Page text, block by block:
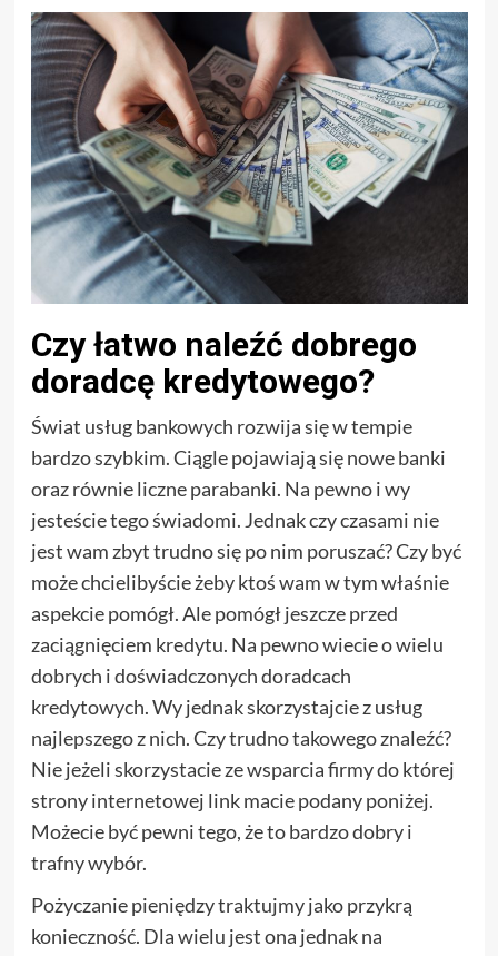
Czy łatwo naleźć dobrego
doradcę kredytowego?
Świat usług bankowych rozwija się w tempie
bardzo szybkim. Ciągle pojawiają się nowe banki
oraz równie liczne parabanki. Na pewno i wy
jesteście tego świadomi. Jednak czy czasami nie
jest wam zbyt trudno się po nim poruszać? Czy być
może chcielibyście żeby ktoś wam w tym właśnie
aspekcie pomógł. Ale pomógł jeszcze przed
zaciągnięciem kredytu. Na pewno wiecie o wielu
dobrych i doświadczonych doradcach
kredytowych. Wy jednak skorzystajcie z usług
najlepszego z nich. Czy trudno takowego znaleźć?
Nie jeżeli skorzystacie ze wsparcia firmy do której
strony internetowej link macie podany poniżej.
Możecie być pewni tego, że to bardzo dobry i
trafny wybór.
Pożyczanie pieniędzy traktujmy jako przykrą
konieczność. Dla wielu jest ona jednak na